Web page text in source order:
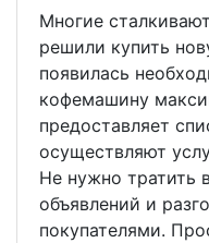
Многие
решили купить
появилась
кофемашину
предоставляет
осуществляют
Не нужно тратить
объявлений и
покупателями.